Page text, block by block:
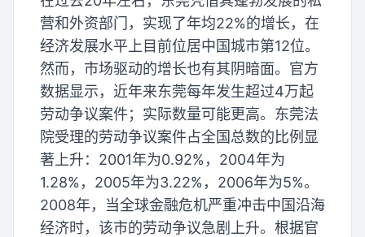
营和外资部门，实现了年均22%的增长，在
经济发展水平上目前位居中国城市第12位。
然而，市场驱动的增长也有其阴暗面。官方
数据显示，近年来东莞每年发生超过4万起
劳动争议案件；实际数量可能更高。东莞法
院受理的劳动争议案件占全国总数的比例显
著上升：2001年为0.92%，2004年为
1.28%，2005年为3.22%，2006年为5%。
2008年，当全球金融危机严重冲击中国沿海
经济时，该市的劳动争议急剧上升。根据官